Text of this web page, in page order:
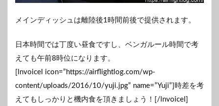
メインディッシュは離陸後1時間前後で提供されます。
日本時間では丁度い昼食ですし、ベンガルール時間で考
えても午前8時位になります。
[lnvoicel icon=”https://airflightlog.com/wp-
content/uploads/2016/10/yuji.jpg” name=”Yuji”]時差を考
えてもしっかりと機内食を頂きましょう！[/lnvoicel]